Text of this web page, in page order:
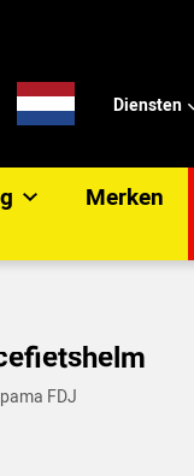
Diensten
Merken
FDJ